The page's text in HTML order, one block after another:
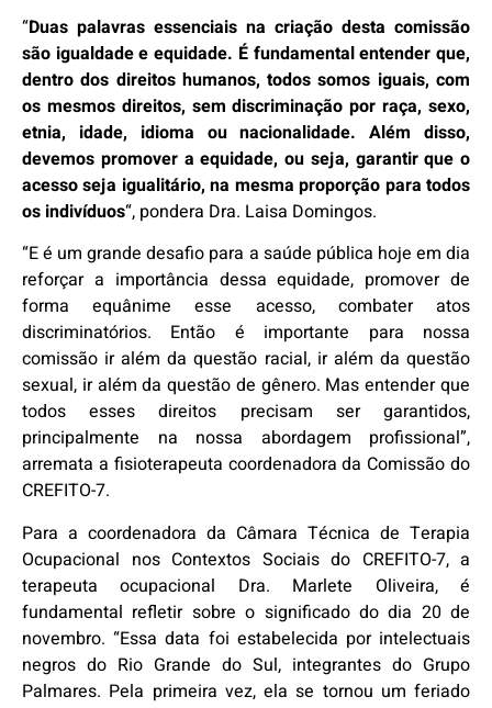
“Duas palavras essenciais na criação desta comissão
são igualdade e equidade. É fundamental entender que,
dentro dos direitos humanos, todos somos iguais, com
os mesmos direitos, sem discriminação por raça, sexo,
etnia, idade, idioma ou nacionalidade. Além disso,
devemos promover a equidade, ou seja, garantir que o
acesso seja igualitário, na mesma proporção para todos
os indivíduos“, pondera Dra. Laisa Domingos.
“E é um grande desafio para a saúde pública hoje em dia
reforçar a importância dessa equidade, promover de
forma equânime esse acesso, combater atos
discriminatórios. Então é importante para nossa
comissão ir além da questão racial, ir além da questão
sexual, ir além da questão de gênero. Mas entender que
todos esses direitos precisam ser garantidos,
principalmente na nossa abordagem profissional”,
arremata a fisioterapeuta coordenadora da Comissão do
CREFITO-7.
Para a coordenadora da Câmara Técnica de Terapia
Ocupacional nos Contextos Sociais do CREFITO-7, a
terapeuta ocupacional Dra. Marlete Oliveira, é
fundamental refletir sobre o significado do dia 20 de
novembro. “Essa data foi estabelecida por intelectuais
negros do Rio Grande do Sul, integrantes do Grupo
Palmares. Pela primeira vez, ela se tornou um feriado